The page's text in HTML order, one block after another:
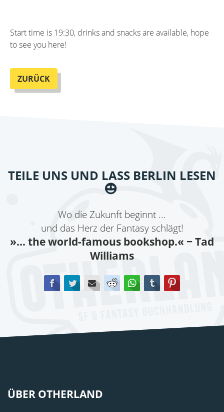
Start time is 19:30, drinks and snacks are available, hope
to see you here!
ZURÜCK
TEILE UNS UND LASS BERLIN LESEN
Wo die Zukunft beginnt ...
und das Herz der Fantasy schlägt!
»... the world-famous bookshop.« − Tad
Williams
FacebookTwitterE-mail Reddit WhatsApp
tumblr
ÜBER OTHERLAND